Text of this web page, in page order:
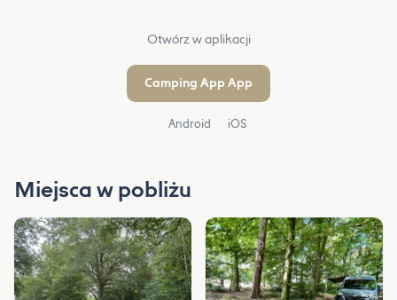
Otwórz w aplikacji
Camping App App
Android iOS
Miejsca w pobliżu